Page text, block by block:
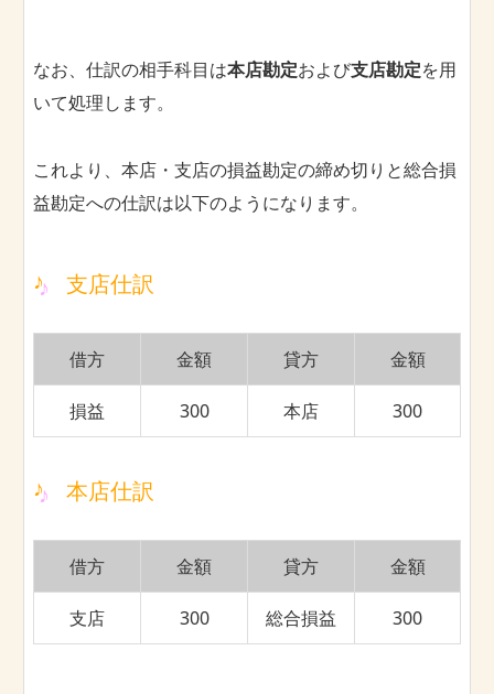
なお、仕訳の相手科目は本店勘定および支店勘定を用
いて処理します。
これより、本店・支店の損益勘定の締め切りと総合損
益勘定への仕訳は以下のようになります。
支店仕訳
借方 金額 貸方 金額
損益 300 本店 300
本店仕訳
借方 金額 貸方 金額
支店 300 総合損益 300